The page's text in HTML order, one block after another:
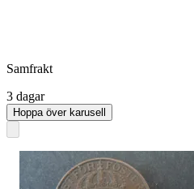
Samfrakt
3 dagar
Hoppa över karusell